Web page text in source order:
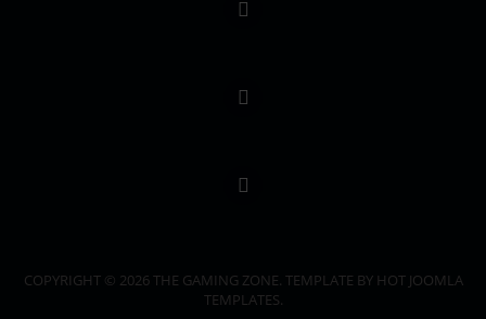
COPYRIGHT © 2026 THE GAMING ZONE. TEMPLATE BY HOT JOOMLA
TEMPLATES.